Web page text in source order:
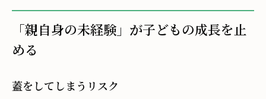
「親自身の未経験」が子どもの成長を止
める
蓋をしてしまうリスク